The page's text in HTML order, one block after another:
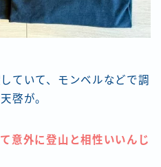
ていて、モンベルなどで調
啓が。
意外に登山と相性いいんじ